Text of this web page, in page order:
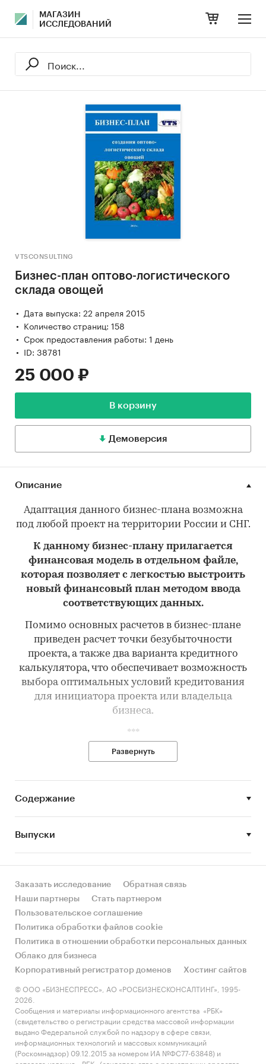
МАГАЗИН
ИССЛЕДОВАНИЙ
VTSCONSULTING
Бизнес-план оптово-логистического
склада овощей
Дата выпуска: 22 апреля 2015
Количество страниц: 158
Срок предоставления работы: 1 день
ID: 38781
25 000 ₽
В корзину
Демоверсия
Описание
Адаптация данного бизнес-плана возможна
под любой проект на территории России и СНГ.
К данному бизнес-плану прилагается
финансовая модель в отдельном файле,
которая позволяет с легкостью выстроить
новый финансовый план методом ввода
соответствующих данных.
Помимо основных расчетов в бизнес-плане
приведен расчет точки безубыточности
проекта, а также два варианта кредитного
калькулятора, что обеспечивает возможность
выбора оптимальных условий кредитования
для инициатора проекта или владельца
бизнеса.
***
Идея и суть проекта:создание
хранению, переработке и оптовой продаже
сельскохозяйственной продукции.
Специфика деятельности:центральное
направление деятельности предприятия –
также последующий сбыт
«борщевого набора» – капуста, картофель,
свекла, лук репчатый, морковь.
Поставки и сбыт:поставки продукции для
реализации проекта осуществляются путем
закупки овощей у местных
сельскохозяйственных производителей с
полей. Последующий сбыт осуществляется
через национальные и региональные торговые
сети оптом.
Хранение продукции: продукция между
этапами хранится в специально
Развернуть
Содержание
Выпуски
Заказать исследование
Обратная связь
Наши партнеры
Стать партнером
Пользовательское соглашение
Политика обработки файлов cookie
Политика в отношении обработки персональных данных
Облако для бизнеса
Корпоративный регистратор доменов
Хостинг сайтов
© ООО «БИЗНЕСПРЕСС», АО «РОСБИЗНЕСКОНСАЛТИНГ», 1995-
2026.
Сообщения и материалы информационного агентства «РБК»
(свидетельство о регистрации средства массовой информации
выдано Федеральной службой по надзору в сфере связи,
информационных технологий и массовых коммуникаций
(Роскомнадзор) 09.12.2015 за номером ИА №ФС77-63848) и